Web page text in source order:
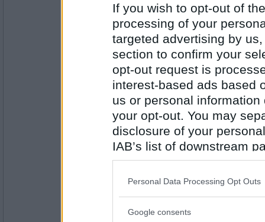
If you wish to opt-out of
processing of your
targeted advertising by
section to confirm your
opt-out request is
interest-based ads based
us or personal
your opt-out. You may
disclosure of your
IAB’s list of downstream
also be disclosed by us
Downstream Participants
Please note that this
Personal Data Processing Opt Outs
Google consents
Antal inlägg: 675
Antal inlägg:
22361
Nej men så du frågar, varför vill du veta
Har du tagit ditt lastbilskörkort än?
Yrhätta- Ej medlem längre
Antal inlägg: 231
Nej men jag kör upp på måndag